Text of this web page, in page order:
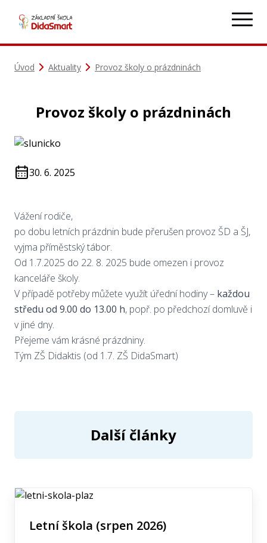
Úvod Aktuality Provoz školy o prázdninách
Provoz školy o prázdninách
30. 6. 2025
Vážení rodiče,
po dobu letních prázdnin bude přerušen provoz ŠD a ŠJ,
vyjma příměstský tábor.
Od 1.7.2025 do 22. 8. 2025 bude omezen i provoz
kanceláře školy.
V případě potřeby můžete využít úřední hodiny – každou
středu od 9.00 do 13.00 h, popř. po předchozí domluvě i
v jiné dny.
Přejeme vám krásné prázdniny.
Tým ZŠ Didaktis (od 1.7. ZŠ DidaSmart)
Další články
Letní škola (srpen 2026)